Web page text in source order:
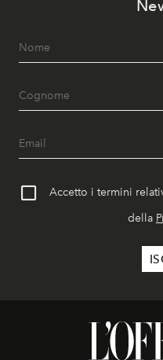
Accetto i termini
della